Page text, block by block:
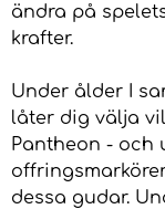
ändra på
krafter.
Under ålder I
låter dig välja
Pantheon - och
dessa gudar.